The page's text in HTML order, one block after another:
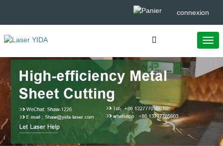
connexion